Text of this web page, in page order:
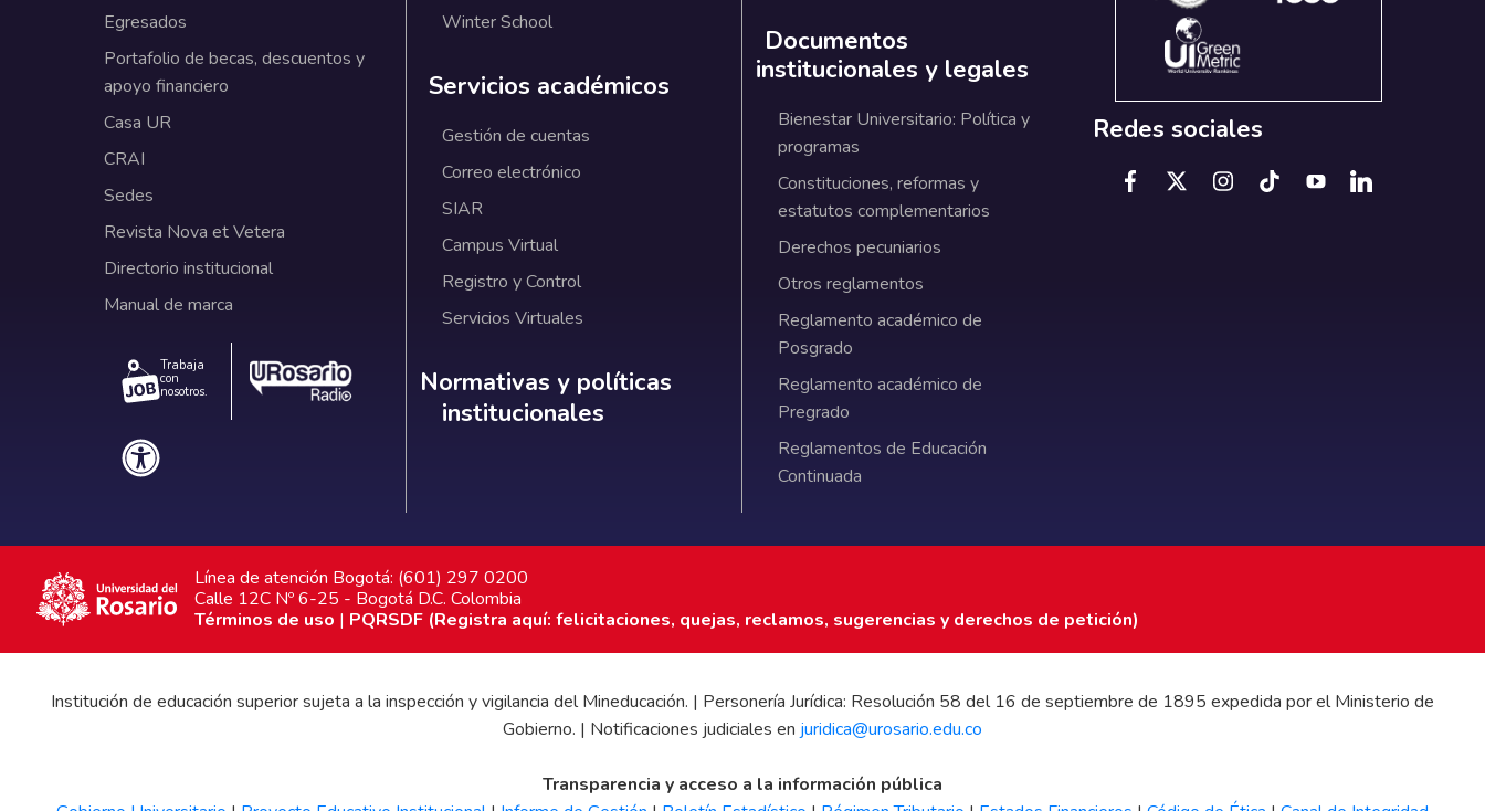
Egresados
Portafolio de becas, descuentos y
apoyo financiero
Casa UR
CRAI
Sedes
Revista Nova et Vetera
Directorio institucional
Manual de marca
Trabaja
con
nosotros.
Winter School
Servicios académicos
Gestión de cuentas
Correo electrónico
SIAR
Campus Virtual
Registro y Control
Servicios Virtuales
Normativas y políticas institucionales
Normativas y políticas
institucionales
Documentos
institucionales y legales
Bienestar Universitario: Política y
programas
Constituciones, reformas y
estatutos complementarios
Derechos pecuniarios
Otros reglamentos
Reglamento académico de
Posgrado
Reglamento académico de
Pregrado
Reglamentos de Educación
Continuada
Redes sociales
Línea de atención Bogotá: (601) 297 0200
Calle 12C Nº 6-25 - Bogotá D.C. Colombia
Términos de uso | PQRSDF (Registra aquí: felicitaciones, quejas, reclamos, sugerencias y derechos de petición)
Institución de educación superior sujeta a la inspección y vigilancia del Mineducación. | Personería Jurídica: Resolución 58 del 16 de septiembre de 1895 expedida por el Ministerio de
Gobierno. | Notificaciones judiciales en juridica@urosario.edu.co
Transparencia y acceso a la información pública